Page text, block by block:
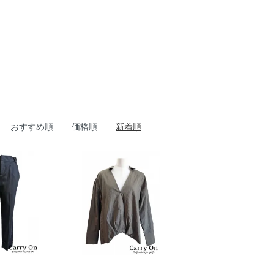
おすすめ順 価格順 新着順